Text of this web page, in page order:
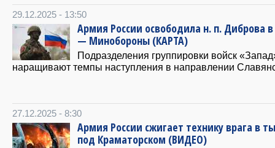
29.12.2025 - 13:50
Армия России освободила н. п. Диброва
— Минобороны (КАРТА)
Подразделения группировки войск
наращивают темпы наступления в направлении
27.12.2025 - 8:30
Армия России сжигает технику врага в
под Краматорском (ВИДЕО)